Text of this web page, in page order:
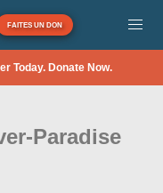
FAITES UN DON
Today. Donate Now.
Paradise